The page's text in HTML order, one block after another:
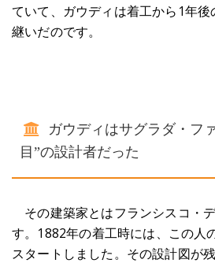
ていて、ガウディは着工から1年後
継いだのです。
ガウディはサグラダ・フ
目”の設計者だった
その建築家とはフランシスコ・
す。1882年の着工時には、この人
スタートしました。その設計図が